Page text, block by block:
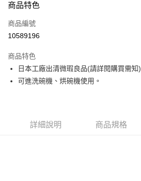
信用卡一次付款
LINE Pay
運送方式
黑貓外島宅配
商品特色
商品編號
10589196
商品特色
日本工廠出清微瑕良品(請詳閱購買需知)
可進洗碗機、烘碗機使用。
詳細說明 商品規格